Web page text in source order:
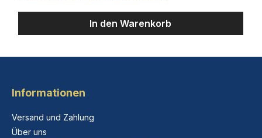
In den Warenkorb
Informationen
Versand und Zahlung
Über uns